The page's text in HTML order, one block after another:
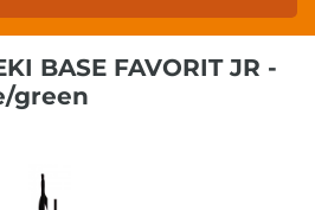
BASE FAVORIT JR -
green